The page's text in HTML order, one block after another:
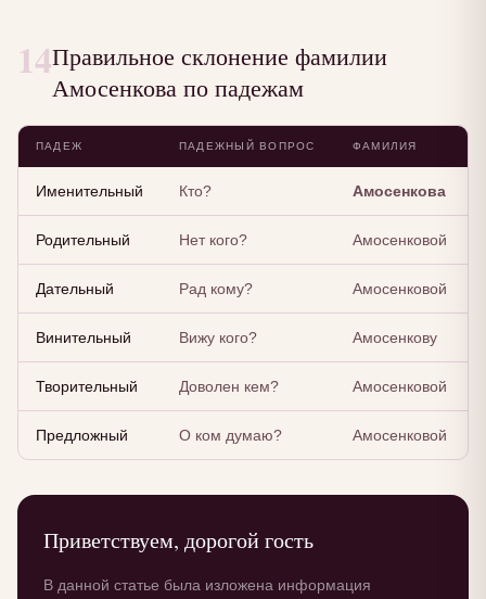
14Правильное склонение фамилии
Амосенкова по падежам
ПАДЕЖ ПАДЕЖНЫЙ ВОПРОС ФАМИЛИЯ
Именительный Кто? Амосенкова
Родительный Нет кого? Амосенковой
Дательный Рад кому? Амосенковой
Винительный Вижу кого? Амосенкову
Творительный Доволен кем? Амосенковой
Предложный О ком думаю? Амосенковой
Приветствуем, дорогой гость
В данной статье была изложена информация